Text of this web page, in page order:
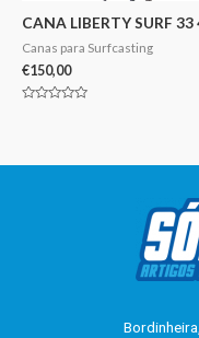
CANA LIBERTY SURF 33
Canas para Surfcasting
€150,00